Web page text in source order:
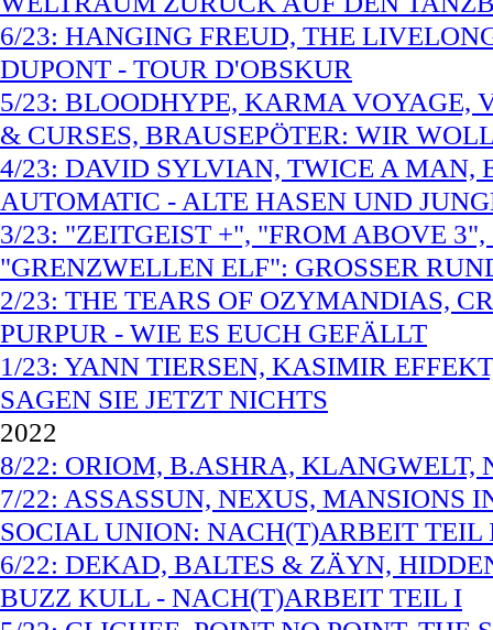
6/23: HANGING FREUD, THE
DUPONT - TOUR D'OBSKUR
5/23: BLOODHYPE, KARMA VOYAGE,
& CURSES, BRAUSEPÖTER: WIR
4/23: DAVID SYLVIAN, TWICE A MAN,
AUTOMATIC - ALTE HASEN UND
3/23: "ZEITGEIST +", "FROM ABOVE
"GRENZWELLEN ELF": GROSSER
2/23: THE TEARS OF OZYMANDIAS,
PURPUR - WIE ES EUCH GEFÄLLT
1/23: YANN TIERSEN, KASIMIR
SAGEN SIE JETZT NICHTS
2022
8/22: ORIOM, B.ASHRA, KLANGWELT,
7/22: ASSASSUN, NEXUS, MANSIONS
SOCIAL UNION: NACH(T)ARBEIT TEIL
6/22: DEKAD, BALTES & ZÄYN,
BUZZ KULL - NACH(T)ARBEIT TEIL I